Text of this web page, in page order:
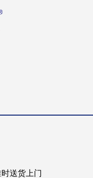
送货上门